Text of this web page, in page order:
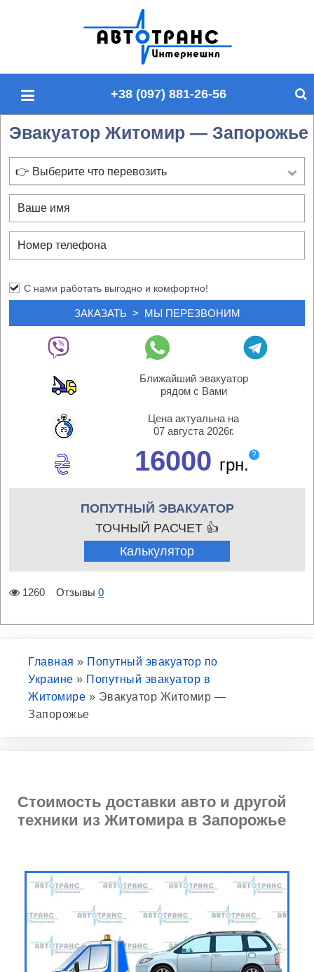
п
о
й
у
+38 (097) 881-26-56
Эвакуатор Житомир — Запорожье
👉 Выберите что перевозить
С нами работать выгодно и комфортно!
Ближайший эвакуатор
рядом с Вами
Цена актуальна на
07 августа 2026г.
16000 грн.
?
ПОПУТНЫЙ ЭВАКУАТОР
ТОЧНЫЙ РАСЧЕТ 👍
Калькулятор
1260 Отзывы 0
Главная » Попутный эвакуатор по
Украине » Попутный эвакуатор в
Житомире » Эвакуатор Житомир —
Запорожье
Стоимость доставки авто и другой
техники из Житомира в Запорожье